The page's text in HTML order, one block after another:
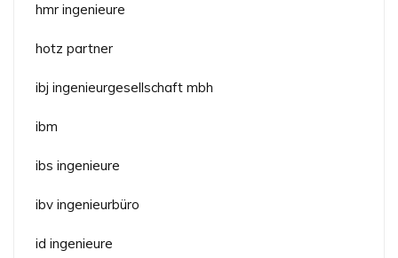
hmr ingenieure
hotz partner
ibj ingenieurgesellschaft mbh
ibm
ibs ingenieure
ibv ingenieurbüro
id ingenieure